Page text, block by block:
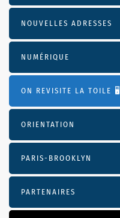
NOUVELLES ADRESSES
NUMÉRIQUE
ON REVISITE LA TOILE 🖥️
ORIENTATION
PARIS-BROOKLYN
PARTENAIRES